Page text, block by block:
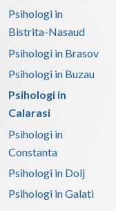
Psihologi in
Bistrita-Nasaud
Psihologi in Brasov
Psihologi in Buzau
Psihologi in
Calarasi
Psihologi in
Constanta
Psihologi in Dolj
Psihologi in Galati